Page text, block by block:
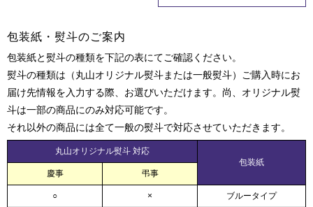
包装紙・熨斗のご案内
包装紙と熨斗の種類を下記の表にてご確認ください。
熨斗の種類は（丸山オリジナル熨斗または一般熨斗）ご購入時にお
届け先情報を入力する際、お選びいただけます。尚、オリジナル熨
斗は一部の商品にのみ対応可能です。
それ以外の商品には全て一般の熨斗で対応させていただきます。
丸山オリジナル熨斗 対応
包装紙
慶事
弔事
○ × ブルータイプ